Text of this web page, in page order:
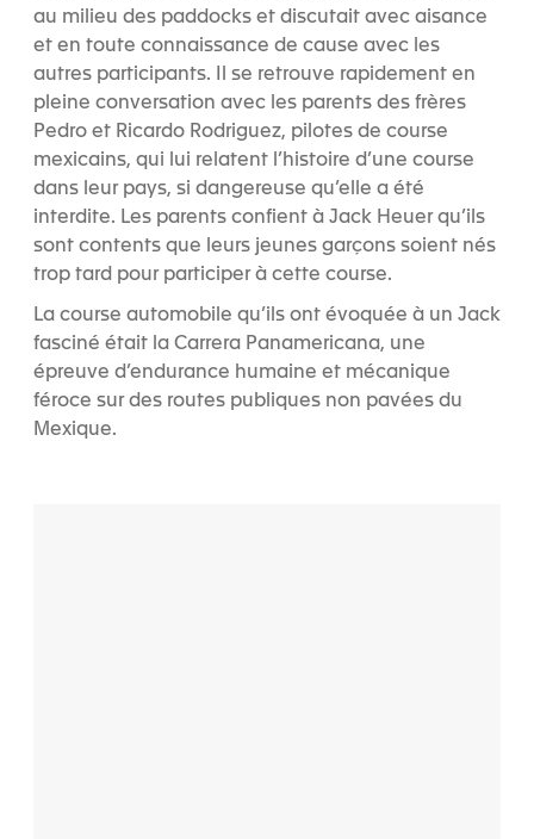
au milieu des paddocks et discutait avec aisance
et en toute connaissance de cause avec les
autres participants. Il se retrouve rapidement en
pleine conversation avec les parents des frères
Pedro et Ricardo Rodriguez, pilotes de course
mexicains, qui lui relatent l’histoire d’une course
dans leur pays, si dangereuse qu’elle a été
interdite. Les parents confient à Jack Heuer qu’ils
sont contents que leurs jeunes garçons soient nés
trop tard pour participer à cette course.
La course automobile qu’ils ont évoquée à un Jack
fasciné était la Carrera Panamericana, une
épreuve d’endurance humaine et mécanique
féroce sur des routes publiques non pavées du
Mexique.